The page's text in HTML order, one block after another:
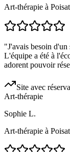
Art-thérapie à Poisat
"J'avais besoin d'un
L'équipe a été à
adorent pouvoir
Site avec
Art-thérapie
Sophie L.
Art-thérapie à Poisat